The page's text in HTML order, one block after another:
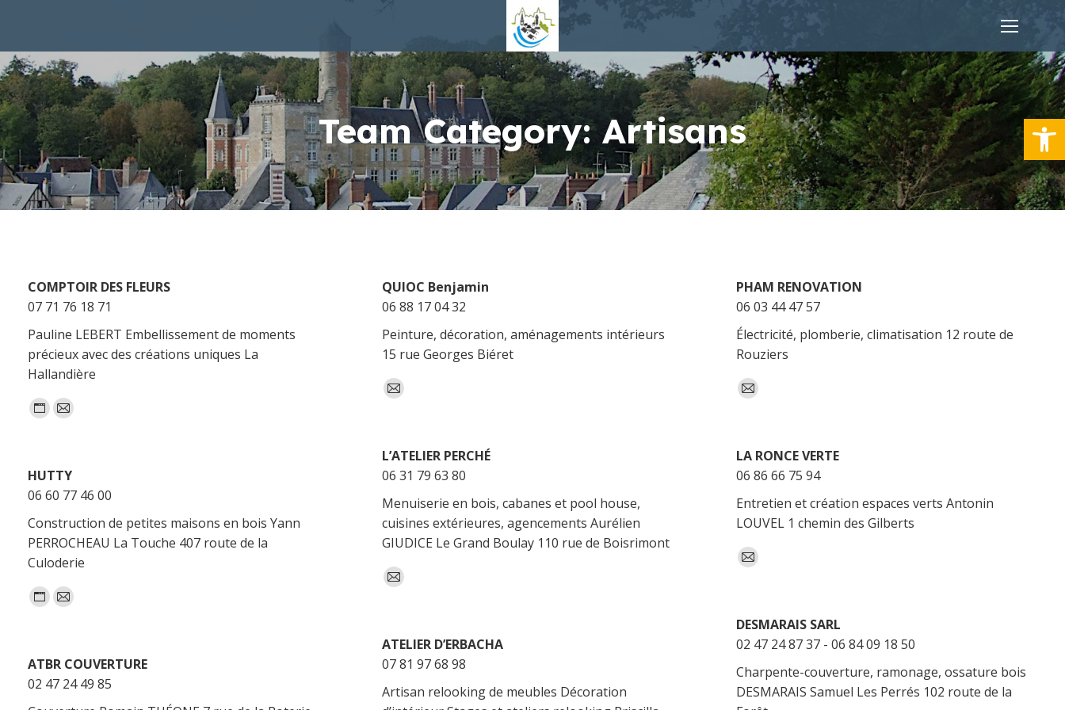
Ouvrir
Team Category:Artisans
COMPTOIR DES FLEURS
07 71 76 18 71
Pauline LEBERT Embellissement de moments
précieux avec des créations uniques La
Hallandière
Blog
Site
web
E-
QUIOC Benjamin
06 88 17 04 32
Peinture, décoration, aménagements intérieurs
15 rue Georges Biéret
E-
PHAM RENOVATION
06 03 44 47 57
Électricité, plomberie, climatisation 12 route de
Rouziers
E-
L’ATELIER PERCHÉ
06 31 79 63 80
Menuiserie en bois, cabanes et pool house,
cuisines extérieures, agencements Aurélien
GIUDICE Le Grand Boulay 110 rue de Boisrimont
E-
LA RONCE VERTE
06 86 66 75 94
Entretien et création espaces verts Antonin
LOUVEL 1 chemin des Gilberts
E-
HUTTY
06 60 77 46 00
Construction de petites maisons en bois Yann
PERROCHEAU La Touche 407 route de la
Culoderie
Blog
Site
web
E-
DESMARAIS SARL
02 47 24 87 37 - 06 84 09 18 50
Charpente-couverture, ramonage, ossature bois
DESMARAIS Samuel Les Perrés 102 route de la
ATELIER D’ERBACHA
07 81 97 68 98
Artisan relooking de meubles Décoration
ATBR COUVERTURE
02 47 24 49 85